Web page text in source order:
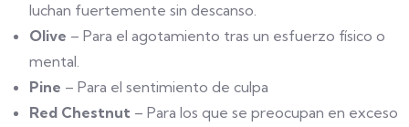
luchan fuertemente sin descanso.
Olive – Para el agotamiento tras un esfuerzo físico o
mental.
Pine – Para el sentimiento de culpa
Red Chestnut – Para los que se preocupan en exceso